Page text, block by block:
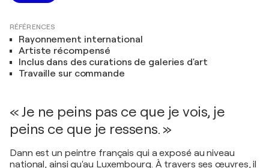
RÉFÉRENCES
Rayonnement international
Artiste récompensé
Inclus dans des curations de galeries d'art
Travaille sur commande
« Je ne peins pas ce que je vois, je
peins ce que je ressens. »
Dann est un peintre français qui a exposé au niveau
national, ainsi qu'au Luxembourg. À travers ses œuvres, il